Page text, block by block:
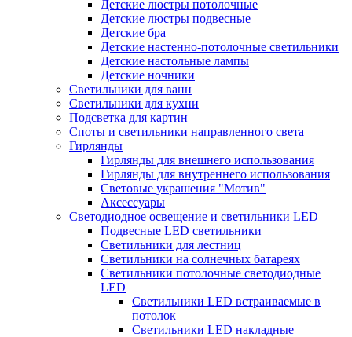
Детские люстры потолочные
Детские люстры подвесные
Детские бра
Детские настенно-потолочные светильники
Детские настольные лампы
Детские ночники
Светильники для ванн
Светильники для кухни
Подсветка для картин
Споты и светильники направленного света
Гирлянды
Гирлянды для внешнего использования
Гирлянды для внутреннего использования
Световые украшения "Мотив"
Аксессуары
Светодиодное освещение и светильники LED
Подвесные LED светильники
Светильники для лестниц
Светильники на солнечных батареях
Светильники потолочные светодиодные
LED
Cветильники LED встраиваемые в
потолок
Светильники LED накладные